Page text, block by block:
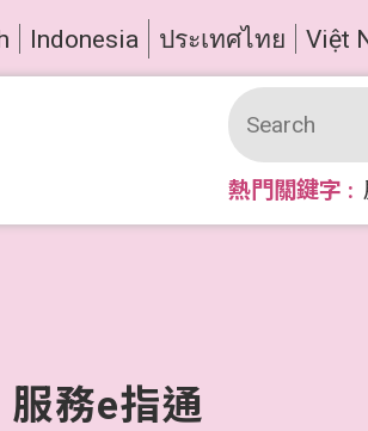
Indonesia ประเทศไทย Việt
熱門關鍵字
服務e指通